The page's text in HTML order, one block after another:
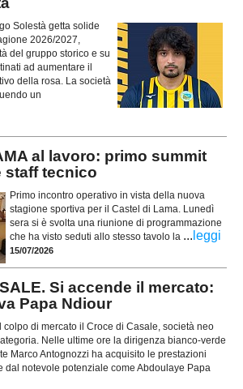
Solestà getta solide
2026/2027,
del gruppo storico e su
ad aumentare il
della rosa. La società
un
al lavoro: primo summit
staff tecnico
Primo incontro operativo in vista della nuova
stagione sportiva per il Castel di Lama. Lunedì
sera si è svolta una riunione di programmazione
che ha visto seduti allo stesso tavolo la ... leggi
15/07/2026
Si accende il mercato:
Papa Ndiour
colpo di mercato il Croce di Casale, società neo
Nelle ultime ore la dirigenza bianco-verde
Marco Antognozzi ha acquisito le prestazioni
dal notevole potenziale come Abdoulaye Papa